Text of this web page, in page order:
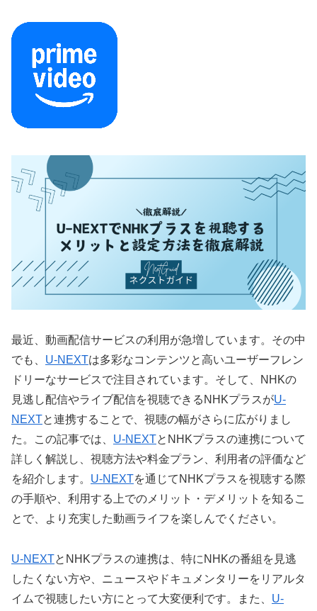
最近、動画配信サービスの利用が急増しています。その中
でも、 U-NEXTは多彩なコンテンツと高いユーザーフレン
ドリーなサービスで注目されています。そして、NHKの
見逃し配信やライブ配信を視聴できるNHKプラスがU-
NEXTと連携することで、視聴の幅がさらに広がりまし
た。この記事では、 U-NEXTとNHKプラスの連携について
詳しく解説し、視聴方法や料金プラン、利用者の評価など
を紹介します。 U-NEXTを通じてNHKプラスを視聴する際
の手順や、利用する上でのメリット・デメリットを知るこ
とで、より充実した動画ライフを楽しんでください。
U-NEXTとNHKプラスの連携は、特にNHKの番組を見逃
したくない方や、ニュースやドキュメンタリーをリアルタ
イムで視聴したい方にとって大変便利です。また、 U-